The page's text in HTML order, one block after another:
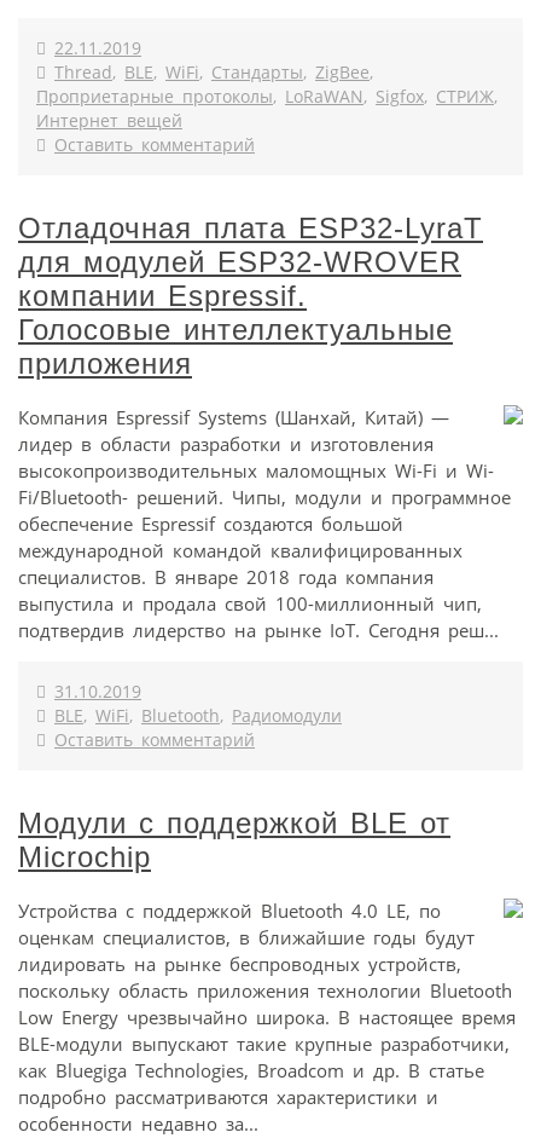
22.11.2019
Thread, BLE, WiFi, Стандарты, ZigBee,
Проприетарные протоколы, LoRaWAN, Sigfox, СТРИЖ,
Интернет вещей
Оставить комментарий
Отладочная плата ESP32-LyraT
для модулей ESP32-WROVER
компании Espressif.
Голосовые интеллектуальные
приложения
Компания Espressif Systems (Шанхай, Китай) —
лидер в области разработки и изготовления
высокопроизводительных маломощных Wi-Fi и Wi-
Fi/Bluetooth- решений. Чипы, модули и программное
обеспечение Espressif создаются большой
международной командой квалифицированных
специалистов. В январе 2018 года компания
выпустила и продала свой 100-миллионный чип,
подтвердив лидерство на рынке IoT. Сегодня реш...
31.10.2019
BLE, WiFi, Bluetooth, Радиомодули
Оставить комментарий
Модули с поддержкой BLE от
Microchip
Устройства с поддержкой Bluetooth 4.0 LE, по
оценкам специалистов, в ближайшие годы будут
лидировать на рынке беспроводных устройств,
поскольку область приложения технологии Bluetooth
Low Energy чрезвычайно широка. В настоящее время
BLE-модули выпускают такие крупные разработчики,
как Bluegiga Technologies, Broadcom и др. В статье
подробно рассматриваются характеристики и
особенности недавно за...